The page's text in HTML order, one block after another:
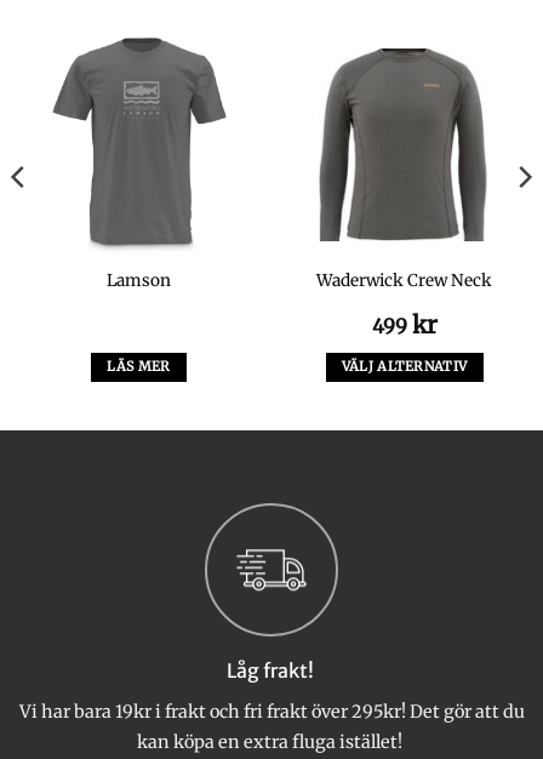
Lamson
LÄS MER
Waderwick Crew Neck
499 kr
VÄLJ ALTERNATIV
produktsidan
Låg frakt!
Vi har bara 19kr i frakt och fri frakt över 295kr! Det gör att du
kan köpa en extra fluga istället!